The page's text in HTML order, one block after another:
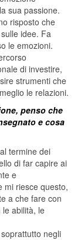
sua passione.
risposto che
idee. Fa
le emozioni.
di investire,
strumenti che
le relazioni.
penso che
e cosa
termine dei
di far capire ai
e
mi riesce questo,
a che fare con
le abilità, le
negli